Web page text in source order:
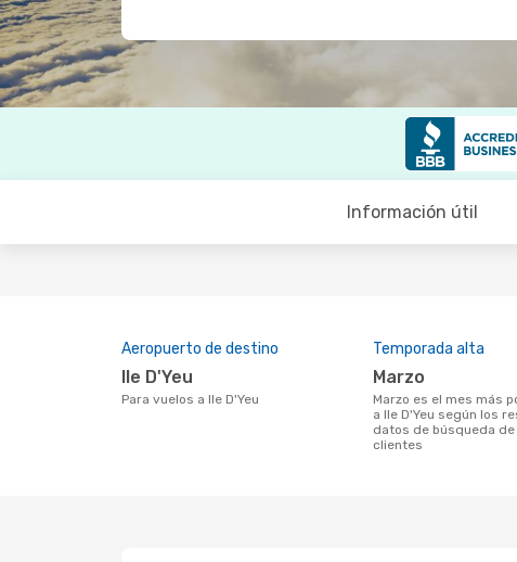
Información útil
Aeropuerto de destino
Ile D'Yeu
Para vuelos a Ile D'Yeu
Temporada alta
marzo
marzo es el mes más popular para volar
a Ile D'Yeu según los
datos de búsqueda
clientes